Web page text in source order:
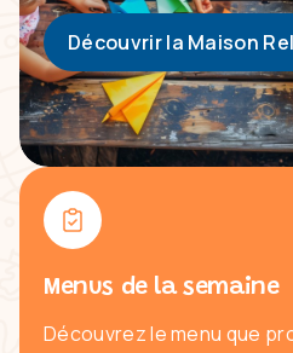
Découvrir la Maison
Menus de la semaine
Découvrez le menu que